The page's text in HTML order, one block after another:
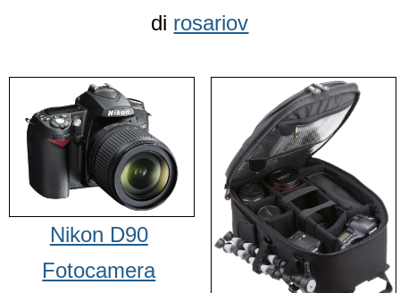
di rosariov
Nikon D90
Fotocamera